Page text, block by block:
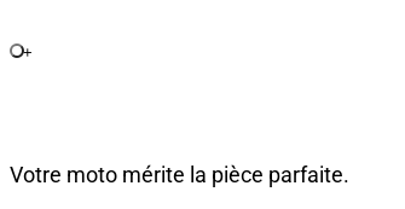
+
Votre moto mérite la pièce parfaite.